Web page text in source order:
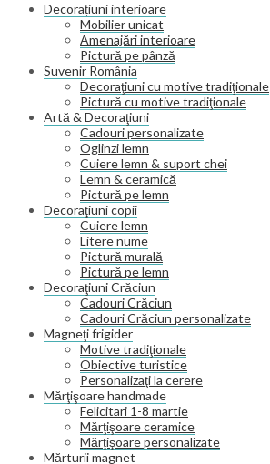
Decorațiuni interioare
Mobilier unicat
Amenajări interioare
Pictură pe pânză
Suvenir România
Decoraţiuni cu motive tradiţionale
Pictură cu motive tradiţionale
Artă & Decoraţiuni
Cadouri personalizate
Oglinzi lemn
Cuiere lemn & suport chei
Lemn & ceramică
Pictură pe lemn
Decoraţiuni copii
Cuiere lemn
Litere nume
Pictură murală
Pictură pe lemn
Decoraţiuni Crăciun
Cadouri Crăciun
Cadouri Crăciun personalizate
Magneţi frigider
Motive tradiţionale
Obiective turistice
Personalizaţi la cerere
Mărţişoare handmade
Felicitari 1-8 martie
Mărţişoare ceramice
Mărţişoare personalizate
Mărturii magnet